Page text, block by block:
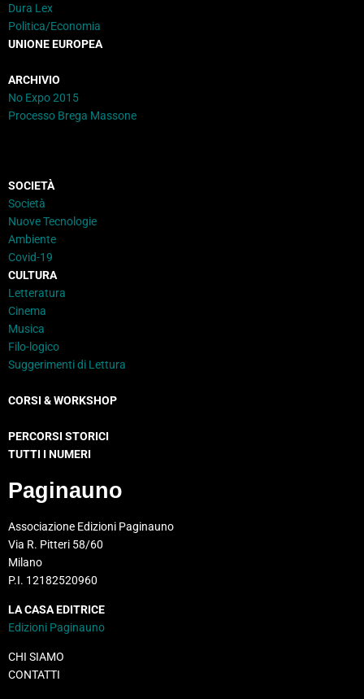
Dura Lex
Politica/Economia
UNIONE EUROPEA
ARCHIVIO
No Expo 2015
Processo Brega Massone
SOCIETÀ
Società
Nuove Tecnologie
Ambiente
Covid-19
CULTURA
Letteratura
Cinema
Musica
Filo-logico
Suggerimenti di Lettura
CORSI & WORKSHOP
PERCORSI STORICI
TUTTI I NUMERI
Paginauno
Associazione Edizioni Paginauno
Via R. Pitteri 58/60
Milano
P.I. 12182520960
LA CASA EDITRICE
Edizioni Paginauno
CHI SIAMO
CONTATTI